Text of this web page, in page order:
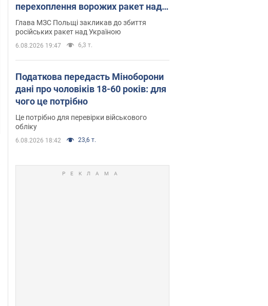
перехоплення ворожих ракет над
Україною
Глава МЗС Польщі закликав до збиття
російських ракет над Україною
6.08.2026 19:47 6,3 т.
Податкова передасть Міноборони
дані про чоловіків 18-60 років: для
чого це потрібно
Це потрібно для перевірки військового
обліку
6.08.2026 18:42 23,6 т.